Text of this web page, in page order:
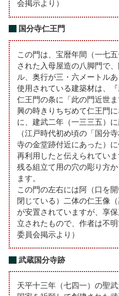
会掲示より）
国分寺仁王門
この門は、宝暦年間（一七
された入母屋造の八脚門で
ル、奥行が三・六メートルあ
使用されている建築材は、
仁王門の条に「此の門近世
興の時きりちぢめて仁王門
に、建武二年（一三三五）
（江戸時代初め頃の「国分
寺の金堂跡付近にあった）
再利用したと伝えられてい
残る組立て用の穴の彫り方
ます。
この門の左右には阿（口を
閉じている）二体の仁王像
が安置されていますが、享
立されたもので、作者は不
委員会掲示より）
武蔵国分寺跡
天平十三年（七四一）の聖